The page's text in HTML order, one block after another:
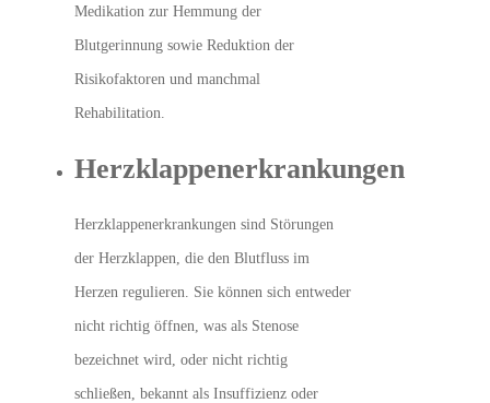
Medikation zur Hemmung der
Blutgerinnung sowie Reduktion der
Risikofaktoren und manchmal
Rehabilitation
Herzklappenerkrankungen
Herzklappenerkrankungen sind Störungen
der Herzklappen, die den Blutfluss im
Herzen regulieren. Sie können sich entweder
nicht richtig öffnen, was als Stenose
bezeichnet wird, oder nicht richtig
schließen, bekannt als Insuffizienz oder